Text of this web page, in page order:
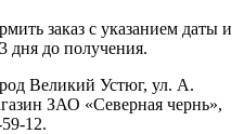
заказ с указанием даты и
дня до получения.
Великий Устюг, ул. А.
ЗАО «Северная чернь»,
12.